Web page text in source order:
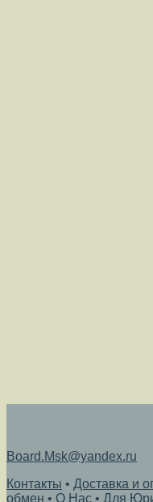
Board.Msk@yandex.ru
Контакты • Доставка и
обмен • О Нас • Для